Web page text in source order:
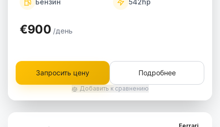
Бензин 542hp
€900 /день
Запросить цену Подробнее
Добавить к сравнению